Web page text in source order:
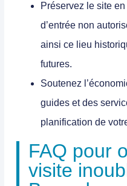
Préservez le site en
d’entrée non
ainsi ce lieu
futures.
Soutenez
guides et des
planification de
FAQ pour
visite